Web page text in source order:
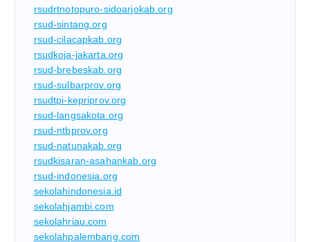
rsudrtnotopuro-sidoarjokab.org
rsud-sintang.org
rsud-cilacapkab.org
rsudkoja-jakarta.org
rsud-brebeskab.org
rsud-sulbarprov.org
rsudtpi-kepriprov.org
rsud-langsakota.org
rsud-ntbprov.org
rsud-natunakab.org
rsudkisaran-asahankab.org
rsud-indonesia.org
sekolahindonesia.id
sekolahjambi.com
sekolahriau.com
sekolahpalembang.com